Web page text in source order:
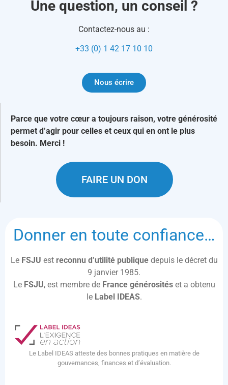
Une question, un conseil ?
Contactez-nous au :
+33 (0) 1 42 17 10 10
Nous écrire
Parce que votre cœur a toujours raison, votre générosité
permet d’agir pour celles et ceux qui en ont le plus
besoin. Merci !
FAIRE UN DON
Donner en toute confiance…
Le FSJU est reconnu d’utilité publique depuis le décret du
9 janvier 1985.
Le FSJU, est membre de France générositéset a obtenu
le Label IDEAS.
Le Label IDEAS atteste des bonnes pratiques en matière de
gouvernances, finances et d’évaluation.